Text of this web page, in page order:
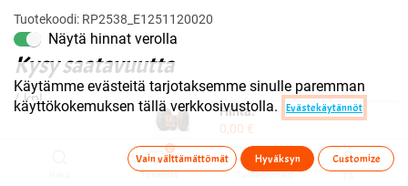
Hinta:
0,00 €
0
Toivelista Tuoteryhmä(t)
Tuotekoodi: RP2538_E1251120020
Näytä hinnat verolla
Kysy saatavuutta
/ kpl
Käytämme evästeitä tarjotaksemme sinulle paremman
käyttökokemuksen tällä verkkosivustolla.
Evästekäytännöt
Vain välttämättömät Hyväksyn Customize